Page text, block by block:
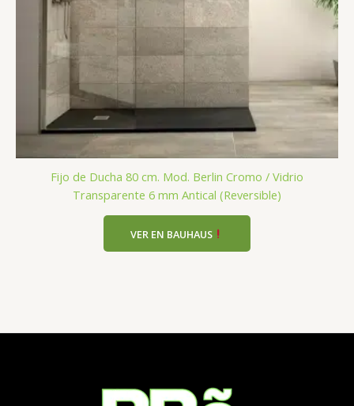
Fijo de Ducha 80 cm. Mod. Berlin Cromo / Vidrio
Transparente 6 mm Antical (Reversible)
VER EN BAUHAUS